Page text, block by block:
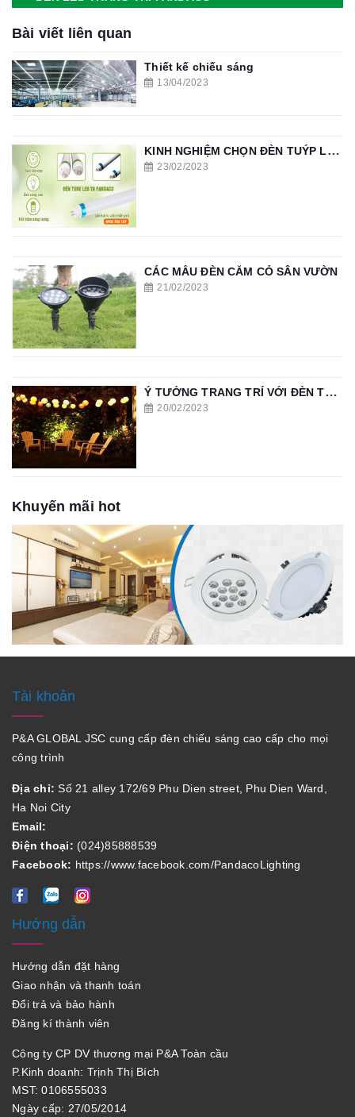
Bài viết liên quan
Thiết kế chiếu sáng
13/04/2023
KINH NGHIỆM CHỌN ĐÈN TUÝP LED PHÒNG KHÁCH
23/02/2023
CÁC MẪU ĐÈN CẮM CỎ SÂN VƯỜN
21/02/2023
Ý TƯỞNG TRANG TRÍ VỚI ĐÈN THẢ SÂN VƯỜN
20/02/2023
Khuyến mãi hot
Tài khoản
P&A GLOBAL JSC cung cấp đèn chiếu sáng cao cấp cho mọi
công trình
Địa chỉ: Số 21 alley 172/69 Phu Dien street, Phu Dien Ward,
Ha Noi City
Email:
Điện thoại: (024)85888539
Facebook: https://www.facebook.com/PandacoLighting
Hướng dẫn
Hướng dẫn đặt hàng
Giao nhận và thanh toán
Đổi trả và bảo hành
Đăng kí thành viên
Công ty CP DV thương mại P&A Toàn cầu
P.Kinh doanh: Trịnh Thị Bích
MST: 0106555033
Ngày cấp: 27/05/2014